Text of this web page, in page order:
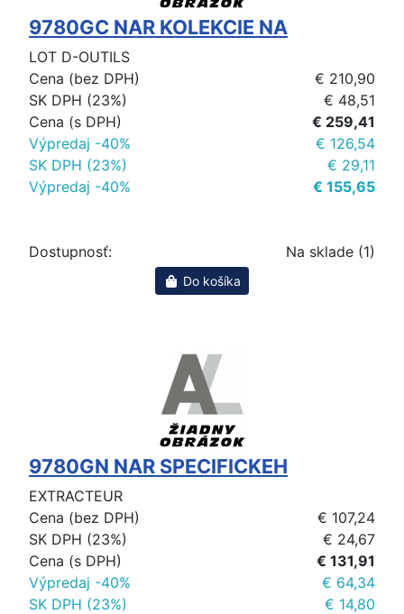
9780GC NAR KOLEKCIE NA
LOT D-OUTILS
Cena (bez DPH)
€ 210,90
SK DPH (23%)
€ 48,51
Cena (s DPH)
€ 259,41
Výpredaj -40%
€ 126,54
SK DPH (23%)
€ 29,11
Výpredaj -40%
€ 155,65
Dostupnosť: Na sklade (1)
Do košíka
9780GN NAR SPECIFICKEH
EXTRACTEUR
Cena (bez DPH)
€ 107,24
SK DPH (23%)
€ 24,67
Cena (s DPH)
€ 131,91
Výpredaj -40%
€ 64,34
SK DPH (23%)
€ 14,80